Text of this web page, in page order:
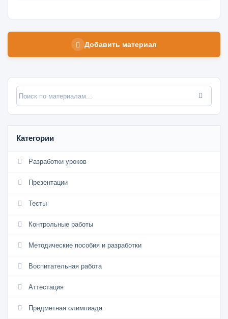
Добавить материал
Категории
Разработки уроков
Презентации
Тесты
Контрольные работы
Методические пособия и разработки
Воспитательная работа
Аттестация
Предметная олимпиада